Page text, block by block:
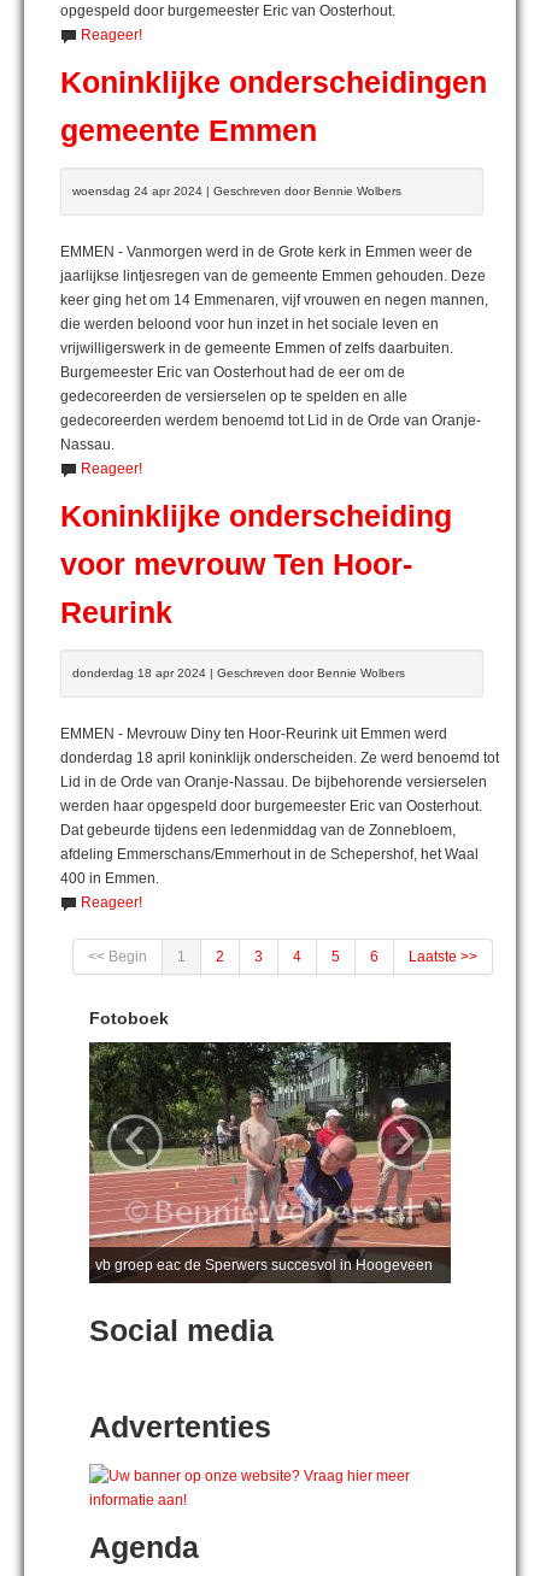
opgespeld door burgemeester Eric van Oosterhout.
Reageer!
Koninklijke onderscheidingen
gemeente Emmen
woensdag 24 apr 2024 | Geschreven door Bennie Wolbers
EMMEN - Vanmorgen werd in de Grote kerk in Emmen weer de
jaarlijkse lintjesregen van de gemeente Emmen gehouden. Deze
keer ging het om 14 Emmenaren, vijf vrouwen en negen mannen,
die werden beloond voor hun inzet in het sociale leven en
vrijwilligerswerk in de gemeente Emmen of zelfs daarbuiten.
Burgemeester Eric van Oosterhout had de eer om de
gedecoreerden de versierselen op te spelden en alle
gedecoreerden werdem benoemd tot Lid in de Orde van Oranje-
Nassau.
Reageer!
Koninklijke onderscheiding
voor mevrouw Ten Hoor-
Reurink
donderdag 18 apr 2024 | Geschreven door Bennie Wolbers
EMMEN - Mevrouw Diny ten Hoor-Reurink uit Emmen werd
donderdag 18 april koninklijk onderscheiden. Ze werd benoemd tot
Lid in de Orde van Oranje-Nassau. De bijbehorende versierselen
werden haar opgespeld door burgemeester Eric van Oosterhout.
Dat gebeurde tijdens een ledenmiddag van de Zonnebloem,
afdeling Emmerschans/Emmerhout in de Schepershof, het Waal
400 in Emmen.
Reageer!
<< Begin 1 2 3 4 5 6 Laatste >>
Fotoboek
vb groep eac de Sperwers succesvol in Hoogeveen
‹ ›
Social media
Advertenties
Agenda